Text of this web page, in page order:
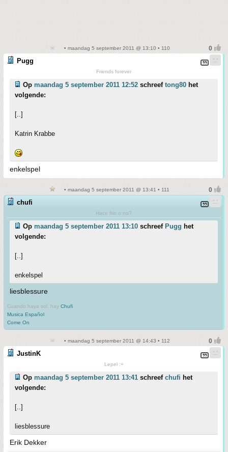
• maandag 5 september 2011 @ 13:10 • 110
Pugg
Friends forever
Op maandag 5 september 2011 12:52 schreef tong80 het
volgende:
[..]
Katrin Krabbe
enkelspel
• maandag 5 september 2011 @ 13:41 • 111
chufi
Hace frio o no?
Op maandag 5 september 2011 13:10 schreef Pugg het
volgende:
[..]
enkelspel
liesblessure
Cuando haya sol, hay Chufi
Musica Español
Come On
• maandag 5 september 2011 @ 14:43 • 112
JustinK
Lepel :+
Op maandag 5 september 2011 13:41 schreef chufi het
volgende:
[..]
liesblessure
Erik Dekker